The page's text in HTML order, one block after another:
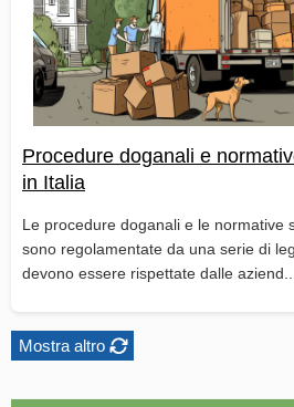
Procedure doganali e
in Italia
Le procedure doganali e le normative
sono regolamentate da una serie di
devono essere rispettate dalle aziend...
Mostra altro